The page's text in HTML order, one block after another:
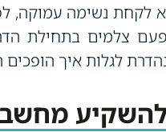
לקחת נשימה עמוקה,
פעם צלמים בתחילת
לגלות איך